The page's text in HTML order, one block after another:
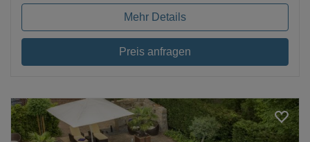
Mehr Details
Preis anfragen